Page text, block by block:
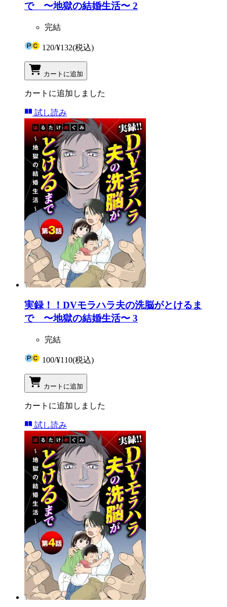
で 〜地獄の結婚生活〜 2
完結
120/¥132(税込)
カートに追加
カートに追加しました
試し読み
実録！！DVモラハラ夫の洗脳がとけるま
で 〜地獄の結婚生活〜 3
完結
100/¥110(税込)
カートに追加
カートに追加しました
試し読み